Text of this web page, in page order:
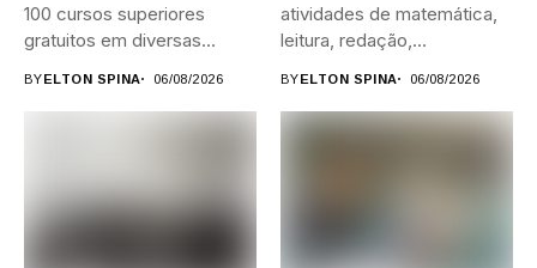
100 cursos superiores
gratuitos em diversas
BYELTON SPINA 06/08/2026
atividades de matemática,
leitura, redação,
BYELTON SPINA 06/08/2026